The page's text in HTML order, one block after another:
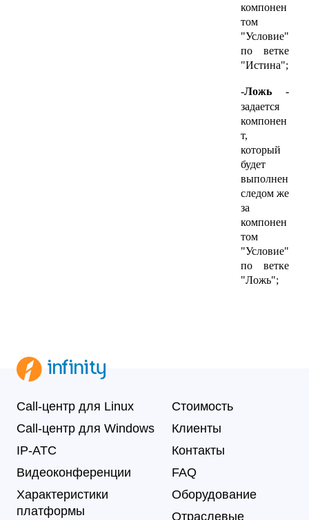
компонен
том
"Условие"
по ветке
"Истина";
-Ложь -
задается
компонен
т,
который
будет
выполнен
следом же
за
компонен
том
"Условие"
по ветке
"Ложь";
Call-центр для Linux
Call-центр для Windows
IP-АТС
Видеоконференции
Характеристики
платформы
Стоимость
Клиенты
Контакты
FAQ
Оборудование
Отраслевые